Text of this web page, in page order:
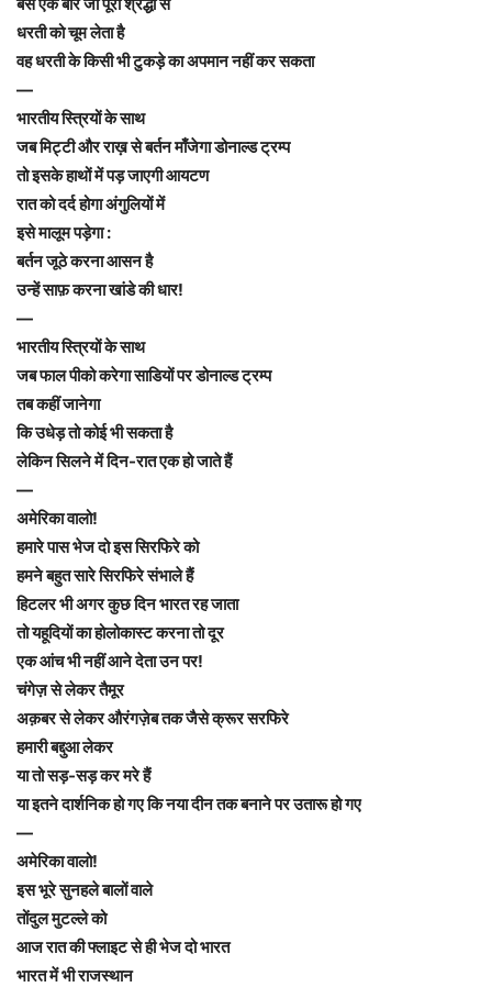
धरती को चूम लेता है
वह धरती के किसी भी टुकड़े का अपमान नहीं कर सकता
—
भारतीय स्त्रियों के साथ
जब मिट्टी और राख़ से बर्तन माँजेगा डोनाल्ड ट्रम्प
तो इसके हाथों में पड़ जाएगी आयटण
रात को दर्द होगा अंगुलियों में
इसे मालूम पड़ेगा :
बर्तन जूठे करना आसन है
उन्हें साफ़ करना खांडे की धार!
—
भारतीय स्त्रियों के साथ
जब फाल पीको करेगा साडियों पर डोनाल्ड ट्रम्प
तब कहीं जानेगा
कि उधेड़ तो कोई भी सकता है
लेकिन सिलने में दिन-रात एक हो जाते हैं
—
अमेरिका वालो!
हमारे पास भेज दो इस सिरफिरे को
हमने बहुत सारे सिरफिरे संभाले हैं
हिटलर भी अगर कुछ दिन भारत रह जाता
तो यहूदियों का होलोकास्ट करना तो दूर
एक आंच भी नहीं आने देता उन पर!
चंगेज़ से लेकर तैमूर
अक़बर से लेकर औरंगज़ेब तक जैसे क्रूर सरफिरे
हमारी बद्दुआ लेकर
या तो सड़-सड़ कर मरे हैं
या इतने दार्शनिक हो गए कि नया दीन तक बनाने पर उतारू हो गए
—
अमेरिका वालो!
इस भूरे सुनहले बालों वाले
तोंदुल मुटल्ले को
आज रात की फ्लाइट से ही भेज दो भारत
भारत में भी राजस्थान